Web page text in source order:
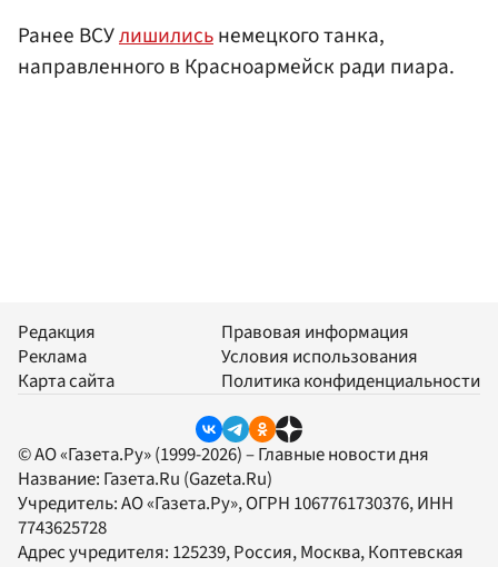
Ранее ВСУлишилисьнемецкого танка,
направленного в Красноармейск ради пиара.
Редакция
Реклама
Карта сайта
Правовая информация
Условия использования
Политика конфиденциальности
© АО «Газета.Ру» (1999-2026) – Главные новости дня
Название: Газета.Ru (Gazeta.Ru)
Учредитель:АО «Газета.Ру», ОГРН 1067761730376, ИНН
7743625728
Адрес учредителя: 125239, Россия, Москва, Коптевская